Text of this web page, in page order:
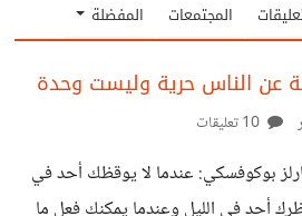
المجتمعات المفضلة
عن الناس حرية وليست وحدة
بوكوفسكي: عندما لا يوقظك أحد في